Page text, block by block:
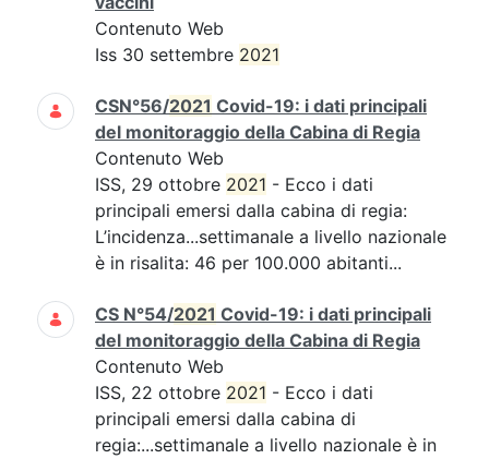
Contenuto Web
Iss 30 settembre 2021
CSN°56/2021 Covid-19: i dati principali
del monitoraggio della Cabina di Regia
Contenuto Web
ISS, 29 ottobre 2021 - Ecco i dati
principali emersi dalla cabina di regia:
L’incidenza...settimanale a livello nazionale
è in risalita: 46 per 100.000 abitanti...
CS N°54/2021 Covid-19: i dati principali
del monitoraggio della Cabina di Regia
Contenuto Web
ISS, 22 ottobre 2021 - Ecco i dati
principali emersi dalla cabina di
regia:...settimanale a livello nazionale è in